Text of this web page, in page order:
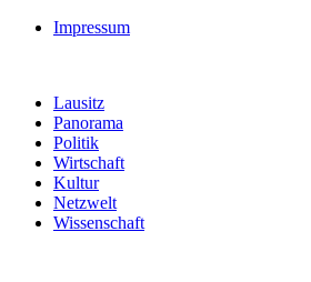
Impressum
Lausitz
Panorama
Politik
Wirtschaft
Kultur
Netzwelt
Wissenschaft